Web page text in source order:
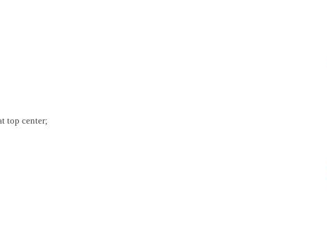
top center;